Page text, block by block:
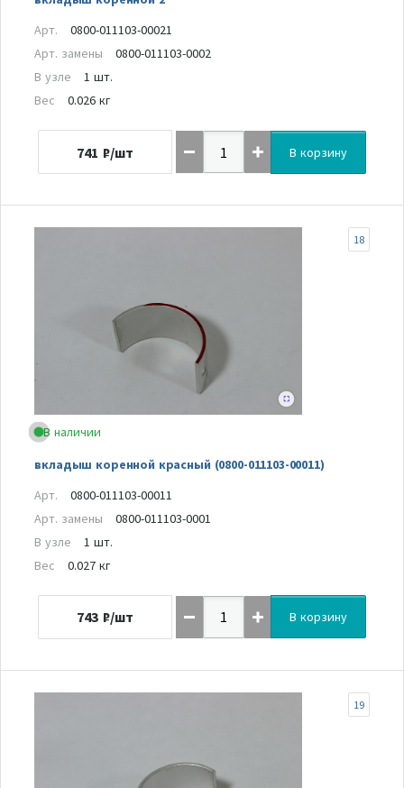
Арт.
0800-011103-00021
Арт. замены
0800-011103-0002
В узле
1 шт.
Вес
0.026 кг
741 ₽/шт В корзину
В наличии
вкладыш коренной красный (0800-011103-00011)
18
Арт.
0800-011103-00011
Арт. замены
0800-011103-0001
В узле
1 шт.
Вес
0.027 кг
743 ₽/шт В корзину
19